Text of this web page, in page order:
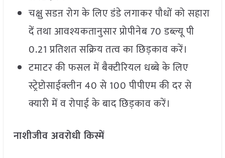
चक्षु सडऩ रोग के लिए डंडे लगाकर पौधों को सहारा
दें तथा आवश्यकतानुसार प्रोपीनेब 70 डब्ल्यू पी
0.21 प्रतिशत सक्रिय तत्व का छिड़काव करें।
टमाटर की फसल में बैक्टीरियल धब्बे के लिए
स्ट्रेप्टोसाईक्लीन 40 से 100 पीपीएम की दर से
क्यारी में व रोपाई के बाद छिड़काव करें।
नाशीजीव अवरोधी किस्में